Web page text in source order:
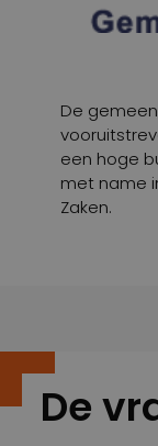
De
een hoge
met name
Zaken.
De